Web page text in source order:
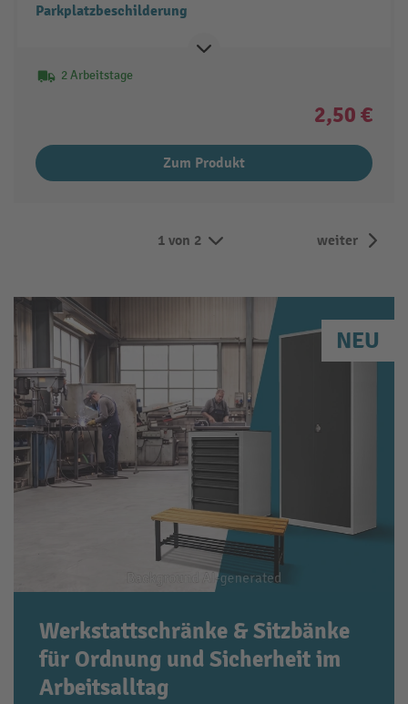
Parkplatzbeschilderung
2 Arbeitstage
2,50 €
Zum Produkt
1 von 2 weiter
NEU
Werkstattschränke & Sitzbänke
für Ordnung und Sicherheit im
Arbeitsalltag